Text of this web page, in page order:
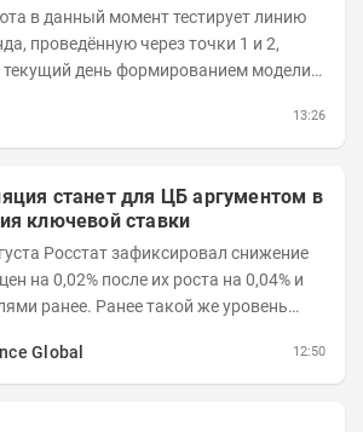
в данный момент тестирует линию
проведённую через точки 1 и 2,
день формированием модели
13:26
станет для ЦБ аргументом в
ключевой ставки
Росстат зафиксировал снижение
на 0,02% после их роста на 0,04% и
ранее. Ранее такой же уровень
Global
12:50